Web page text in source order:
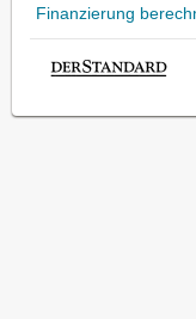
Finanzierung